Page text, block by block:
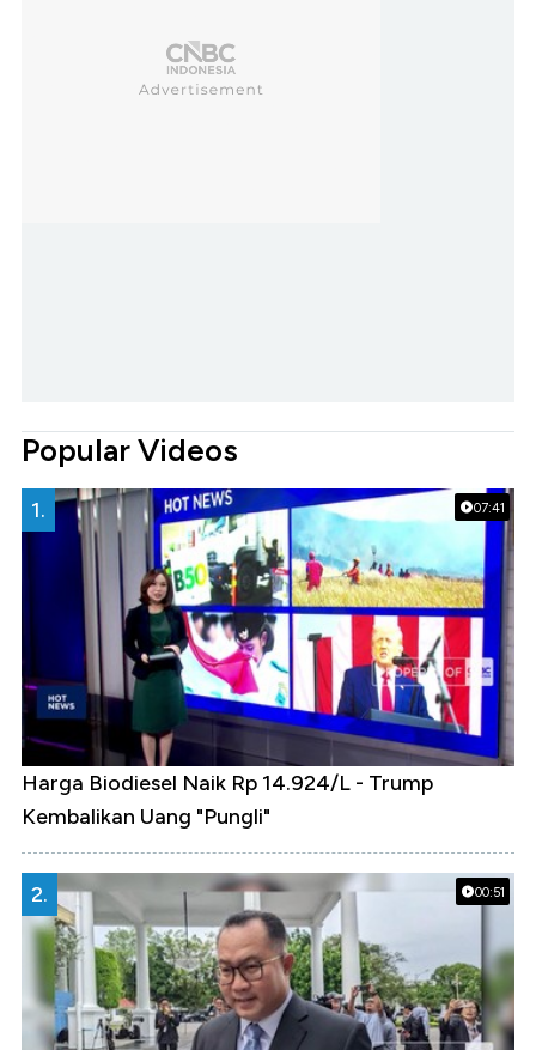
Popular Videos
07:41
1.
Harga Biodiesel Naik Rp 14.924/L - Trump
Kembalikan Uang "Pungli"
00:51
2.